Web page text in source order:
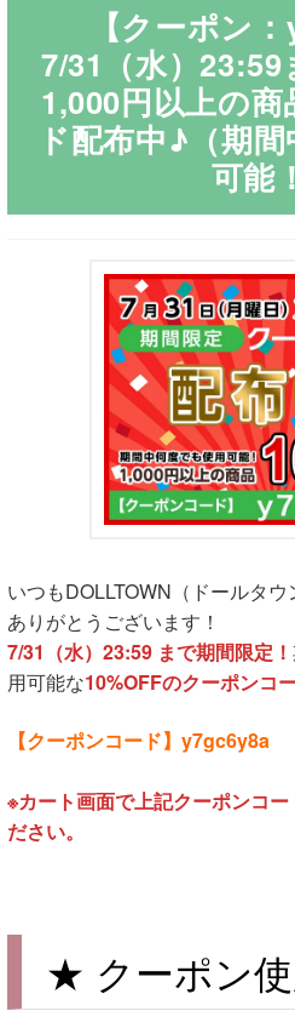
ラブドール買取・処分
無料引き取り
よくあるご質問
お問い合わせ
【クーポン
7/31（水）23:59
1,000円以上の
ド配布中♪（期
可能
いつもDOLLTOWN（ドールタ
ありがとうございます！
7/31（水）23:59 まで期間限定！
用可能な10%OFFのクーポンコ
【クーポンコード】 y7gc6y8a
※カート画面で上記クーポンコ
ださい。
★ クーポン